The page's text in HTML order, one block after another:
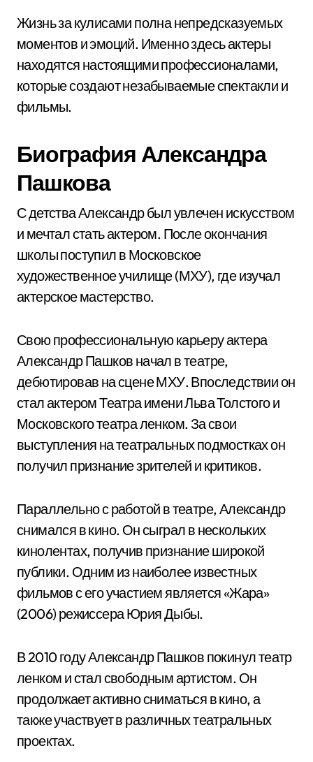
Жизнь за кулисами полна непредсказуемых
моментов и эмоций. Именно здесь актеры
находятся настоящими профессионалами,
которые создают незабываемые спектакли и
фильмы.
Биография Александра
Пашкова
С детства Александр был увлечен искусством
и мечтал стать актером. После окончания
школы поступил в Московское
художественное училище (МХУ), где изучал
актерское мастерство.
Свою профессиональную карьеру актера
Александр Пашков начал в театре,
дебютировав на сцене МХУ. Впоследствии он
стал актером Театра имени Льва Толстого и
Московского театра ленком. За свои
выступления на театральных подмостках он
получил признание зрителей и критиков.
Параллельно с работой в театре, Александр
снимался в кино. Он сыграл в нескольких
кинолентах, получив признание широкой
публики. Одним из наиболее известных
фильмов с его участием является «Жара»
(2006) режиссера Юрия Дыбы.
В 2010 году Александр Пашков покинул театр
ленком и стал свободным артистом. Он
продолжает активно сниматься в кино, а
также участвует в различных театральных
проектах.